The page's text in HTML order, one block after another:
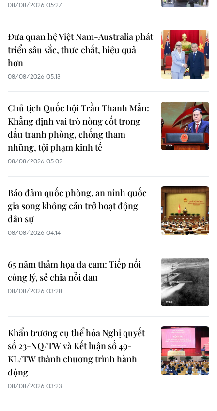
08/08/2026 05:27
Đưa quan hệ Việt Nam-Australia phát
triển sâu sắc, thực chất, hiệu quả
hơn
08/08/2026 05:13
Chủ tịch Quốc hội Trần Thanh Mẫn:
Khẳng định vai trò nòng cốt trong
đấu tranh phòng, chống tham
nhũng, tội phạm kinh tế
08/08/2026 05:02
Bảo đảm quốc phòng, an ninh quốc
gia song không cản trở hoạt động
dân sự
08/08/2026 04:14
65 năm thảm họa da cam: Tiếp nối
công lý, sẻ chia nỗi đau
08/08/2026 03:28
Khẩn trương cụ thể hóa Nghị quyết
số 23-NQ/TW và Kết luận số 49-
KL/TW thành chương trình hành
động
08/08/2026 03:23